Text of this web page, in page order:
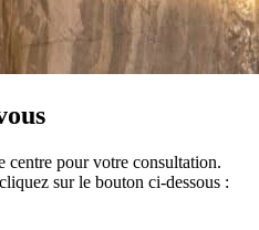
centre pour votre consultation.
sur le bouton ci-dessous :